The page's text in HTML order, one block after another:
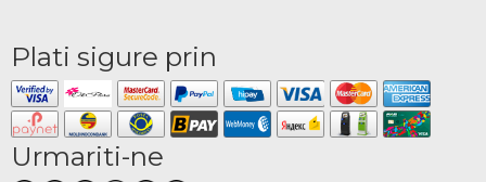
Plati sigure prin
Urmariti-ne